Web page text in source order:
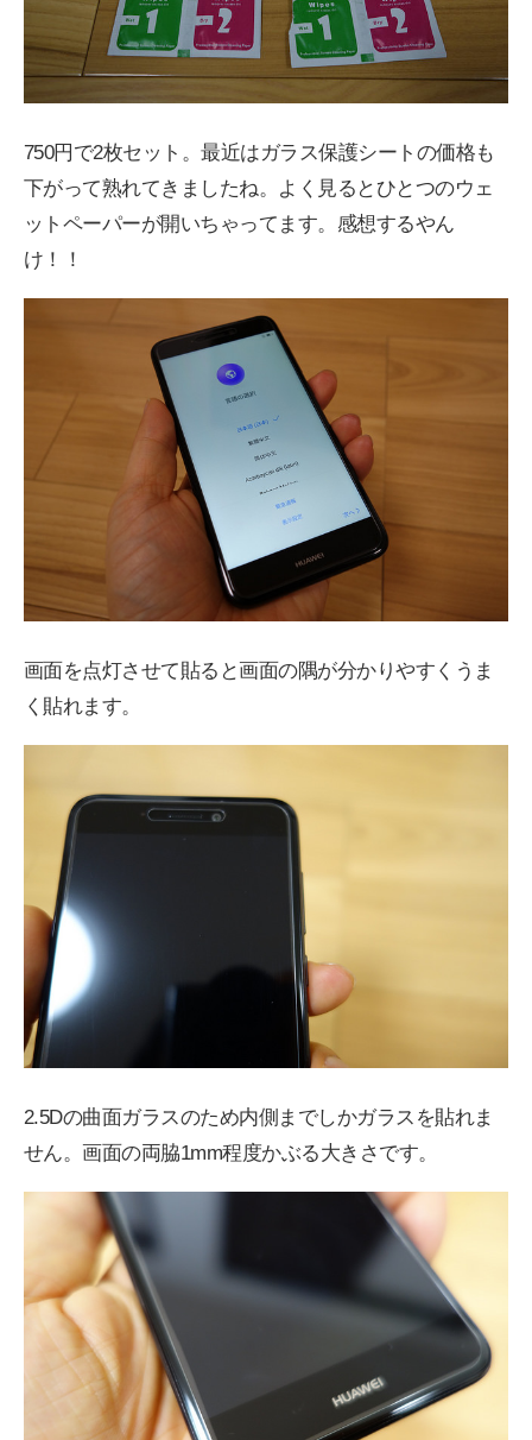
750円で2枚セット。最近はガラス保護シートの価格も
下がって熟れてきましたね。よく見るとひとつのウェ
ットペーパーが開いちゃってます。感想するやん
け！！
画面を点灯させて貼ると画面の隅が分かりやすくうま
く貼れます。
2.5Dの曲面ガラスのため内側までしかガラスを貼れま
せん。画面の両脇1mm程度かぶる大きさです。